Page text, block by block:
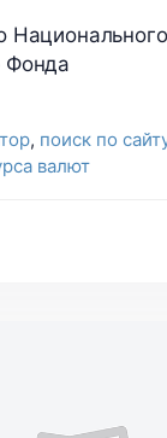
Национального
Фонда
, поиск по
валют